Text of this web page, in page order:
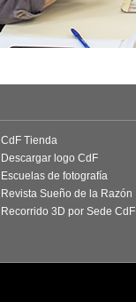
CdF Tienda
Descargar logo CdF
Escuelas de fotografía
Revista Sueño de la Razón
Recorrido 3D por Sede CdF